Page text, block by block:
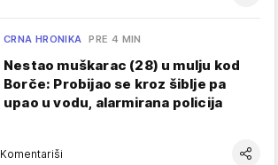
CRNA HRONIKA PRE 4 MIN
Nestao muškarac (28) u mulju kod
Borče: Probijao se kroz šiblje pa
upao u vodu, alarmirana policija
Komentariši